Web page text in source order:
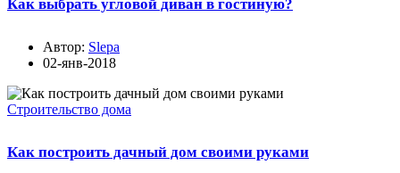
Как выбрать угловой диван в гостиную?
Автор: Slepa
02-янв-2018
Строительство дома
Как построить дачный дом своими руками